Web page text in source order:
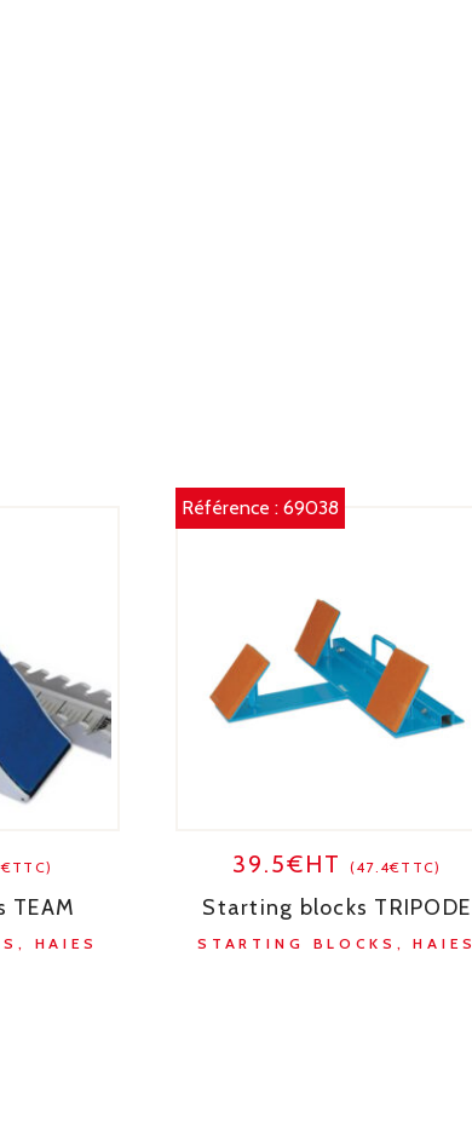
TEAM
HAIES
Référence : 69038
39.5€HT(47.4€TTC)
Starting blocks TRIPODE
STARTING BLOCKS, HAIES